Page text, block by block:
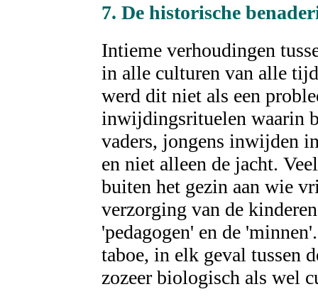
7. De historische
Intieme verhoudingen
in alle culturen van alle
werd dit niet als een
inwijdingsrituelen waarin
vaders, jongens inwijden
en niet alleen de jacht.
buiten het gezin aan wie
verzorging van de
'pedagogen' en de
taboe, in elk geval tussen
zozeer biologisch als wel